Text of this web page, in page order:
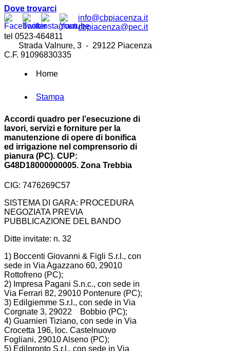
Dove trovarci
info@cbpiacenza.it
cbpiacenza@pec.it
tel 0523-464811
Strada Valnure, 3 - 29122 Piacenza
C.F. 91096830335
Home
Stampa
Accordi quadro per l’esecuzione di
lavori, servizi e forniture per la
manutenzione di opere di bonifica
ed irrigazione nel comprensorio di
pianura (PC). CUP:
G48D18000000005. Zona Trebbia
CIG: 7476269C57
SISTEMA DI GARA: PROCEDURA
NEGOZIATA PREVIA
PUBBLICAZIONE DEL BANDO
Ditte invitate: n. 32
1) Boccenti Giovanni & Figli S.r.l., con
sede in Via Agazzano 60, 29010
Rottofreno (PC);
2) Impresa Pagani S.n.c., con sede in
Via Ferrari 82, 29010 Pontenure (PC);
3) Edilgiemme S.r.l., con sede in Via
Corgnate 3, 29022 Bobbio (PC);
4) Guarnieri Tiziano, con sede in Via
Crocetta 196, loc. Castelnuovo
Fogliani, 29010 Alseno (PC);
5) Edilpronto S.r.l., con sede in Via